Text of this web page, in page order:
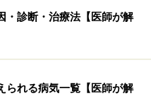
、ペプシノゲン検査で調
ら出る消化酵素のもとで
粘膜に炎症を起こし胃粘
萎縮性胃炎となります。
きる消化酵素は減ってし
・診断・治療法【医師が解
られる病気一覧【医師が解